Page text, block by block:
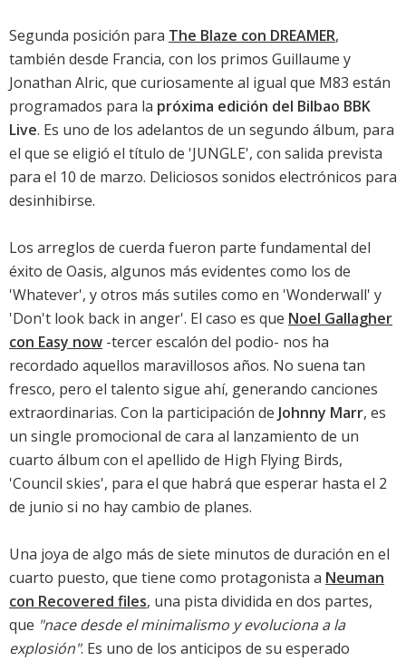
Segunda posición para The Blaze con DREAMER,
también desde Francia, con los primos Guillaume y
Jonathan Alric, que curiosamente al igual que M83 están
programados para la próxima edición del Bilbao BBK
Live. Es uno de los adelantos de un segundo álbum, para
el que se eligió el título de 'JUNGLE', con salida prevista
para el 10 de marzo. Deliciosos sonidos electrónicos para
desinhibirse.
Los arreglos de cuerda fueron parte fundamental del
éxito de Oasis, algunos más evidentes como los de
'Whatever', y otros más sutiles como en 'Wonderwall' y
'Don't look back in anger'. El caso es que Noel Gallagher
con Easy now -tercer escalón del podio- nos ha
recordado aquellos maravillosos años. No suena tan
fresco, pero el talento sigue ahí, generando canciones
extraordinarias. Con la participación de Johnny Marr, es
un single promocional de cara al lanzamiento de un
cuarto álbum con el apellido de High Flying Birds,
'Council skies', para el que habrá que esperar hasta el 2
de junio si no hay cambio de planes.
Una joya de algo más de siete minutos de duración en el
cuarto puesto, que tiene como protagonista a Neuman
con Recovered files, una pista dividida en dos partes,
que "nace desde el minimalismo y evoluciona a la
explosión". Es uno de los anticipos de su esperado